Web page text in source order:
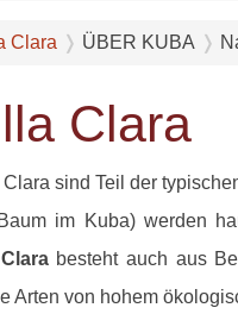
Clara ÜBER KUBA
Clara
sind Teil der
im Kuba) werden
besteht auch aus
Arten von hohem